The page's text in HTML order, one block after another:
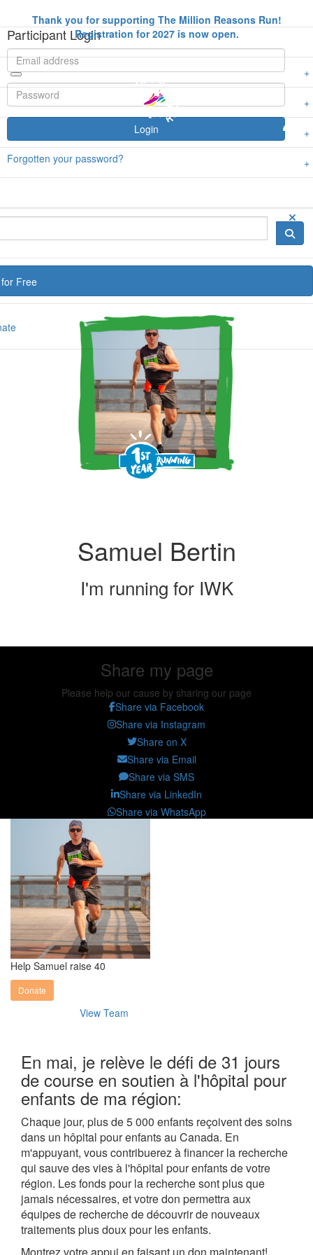
Free
Participant Login
Login
Forgotten your password?
Thank you for supporting The Million Reasons Run!
Registration for 2027 is now open.
Samuel Bertin
I'm running for IWK
Share my page
Please help our cause by sharing our page
Share via Facebook
Share via Instagram
Share on X
Share via Email
Share via SMS
Share via LinkedIn
Share via WhatsApp
Help Samuel raise 40
Donate
View Team
En mai, je relève le défi de 31 jours
de course en soutien à l'hôpital pour
enfants de ma région:
Chaque jour, plus de 5 000 enfants reçoivent des soins
dans un hôpital pour enfants au Canada. En
m'appuyant, vous contribuerez à financer la recherche
qui sauve des vies à l'hôpital pour enfants de votre
région. Les fonds pour la recherche sont plus que
jamais nécessaires, et votre don permettra aux
équipes de recherche de découvrir de nouveaux
traitements plus doux pour les enfants.